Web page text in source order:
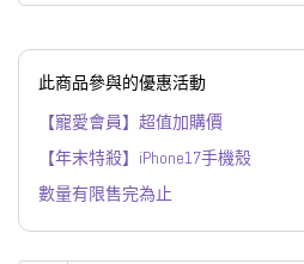
此商品參與的優惠活動
【寵愛會員】超值加購價
【年末特殺】iPhone17手機殼
數量有限售完為止